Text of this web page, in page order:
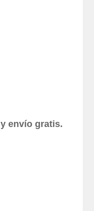
envío gratis.